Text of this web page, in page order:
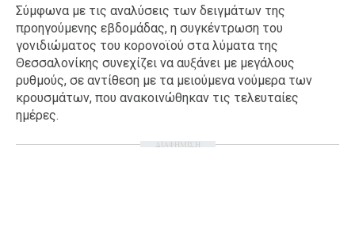
Σπίτι
Family
Σχέσεις
AGENDA
Σύμφωνα με τις αναλύσεις των δειγμάτων της
προηγούμενης εβδομάδας, η συγκέντρωση του
γονιδιώματος του κορονοϊού στα λύματα της
Θεσσαλονίκης συνεχίζει να αυξάνει με μεγάλους
ρυθμούς, σε αντίθεση με τα μειούμενα νούμερα των
κρουσμάτων, που ανακοινώθηκαν τις τελευταίες
ημέρες.
ΔΙΑΦΗΜΙΣΗ